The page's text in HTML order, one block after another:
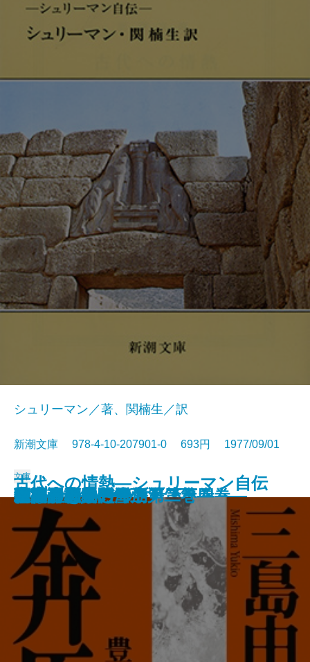
喪失の儀礼
パルタイ
夢魔の標的
天人五衰―豊饒の海・第四巻―
海流のなかの島々〔上〕
海流のなかの島々〔下〕
暁の寺―豊饒の海・第三巻―
果心居士の幻術
百万ドルをとり返せ！
古代への情熱―シュリーマン自伝
―
シュリーマン／著、関楠生／訳
新潮文庫 978-4-10-207901-0 693円 1977/09/01
文庫
奔馬―豊饒の海・第二巻―
白い服の男
先導者・赤い雪崩
午後の恐竜
彼の生きかた
巨人の磯
宇宙のあいさつ
精神分析入門〔上〕
精神分析入門〔下〕
幸福論